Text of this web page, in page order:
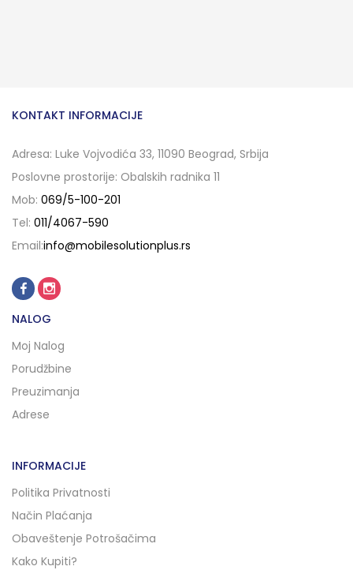
KONTAKT INFORMACIJE
Adresa: Luke Vojvodića 33, 11090 Beograd, Srbija
Poslovne prostorije: Obalskih radnika 11
Mob: 069/5-100-201
Tel: 011/4067-590
Email:info@mobilesolutionplus.rs
NALOG
Moj Nalog
Porudžbine
Preuzimanja
Adrese
INFORMACIJE
Politika Privatnosti
Način Plaćanja
Obaveštenje Potrošačima
Kako Kupiti?